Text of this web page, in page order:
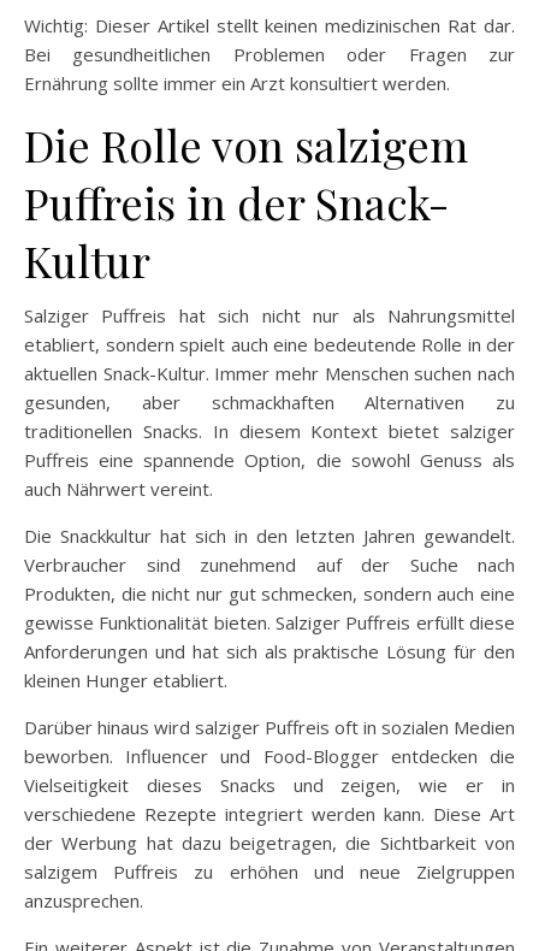
Wichtig: Dieser Artikel stellt keinen medizinischen Rat dar.
Bei gesundheitlichen Problemen oder Fragen zur
Ernährung sollte immer ein Arzt konsultiert werden.
Die Rolle von salzigem
Puffreis in der Snack-
Kultur
Salziger Puffreis hat sich nicht nur als Nahrungsmittel
etabliert, sondern spielt auch eine bedeutende Rolle in der
aktuellen Snack-Kultur. Immer mehr Menschen suchen nach
gesunden, aber schmackhaften Alternativen zu
traditionellen Snacks. In diesem Kontext bietet salziger
Puffreis eine spannende Option, die sowohl Genuss als
auch Nährwert vereint.
Die Snackkultur hat sich in den letzten Jahren gewandelt.
Verbraucher sind zunehmend auf der Suche nach
Produkten, die nicht nur gut schmecken, sondern auch eine
gewisse Funktionalität bieten. Salziger Puffreis erfüllt diese
Anforderungen und hat sich als praktische Lösung für den
kleinen Hunger etabliert.
Darüber hinaus wird salziger Puffreis oft in sozialen Medien
beworben. Influencer und Food-Blogger entdecken die
Vielseitigkeit dieses Snacks und zeigen, wie er in
verschiedene Rezepte integriert werden kann. Diese Art
der Werbung hat dazu beigetragen, die Sichtbarkeit von
salzigem Puffreis zu erhöhen und neue Zielgruppen
anzusprechen.